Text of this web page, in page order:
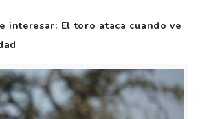
interesar: El toro ataca cuando ve